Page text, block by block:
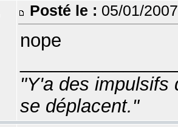
Posté le : 05/01/
nope
"Y'a des impulsifs
se déplacent."